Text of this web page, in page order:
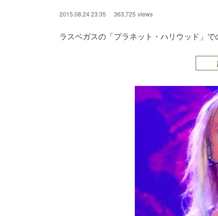
2015.08.24 23:35 363,725 views
ラスベガスの「プラネット・ハリウッド」